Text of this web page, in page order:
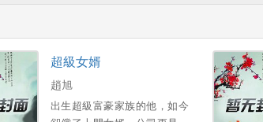
超級女婿
趙旭
出生超級富豪家族的他，如今